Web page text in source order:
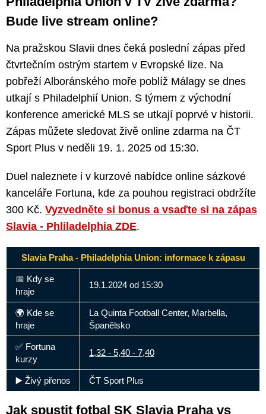
Bude live stream online?
Na pražskou Slavii dnes čeká poslední zápas před
čtvrtečním ostrým startem v Evropské lize. Na
pobřeží Alboránského moře poblíž Málagy se dnes
utkají s Philadelphií Union. S týmem z východní
konference americké MLS se utkají poprvé v historii.
Zápas můžete sledovat živě online zdarma na ČT
Sport Plus v neděli 19. 1. 2025 od 15:30.
Duel naleznete i v kurzové nabídce online sázkové
kanceláře Fortuna, kde za pouhou registraci obdržíte
300 Kč. Vyzvedněte si bonus a vsaďte si na zápas
Slavia - Phliladelphia ZDE.
Slavia Praha - Philadelphia Union: informace k zápasu
📅 Kdy se
hraje
19.1.2024 od 15:30
🌍 Kde se
hraje
La Quinta Football Center, Marbella,
Španělsko
✅ Fortuna
kurzy
1,32 - 5,40 - 7,40
▶️ Živý přenos ČT Sport Plus
Jak spustit fotbal SK Slavia Praha vs